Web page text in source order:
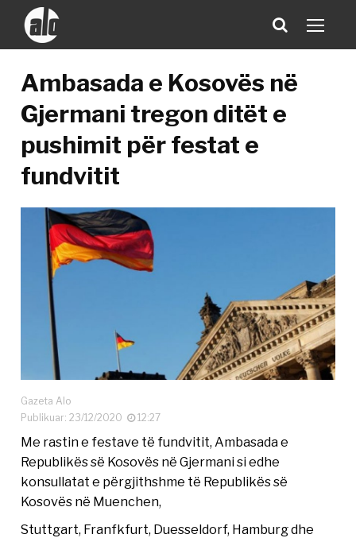
Ambasada e Kosovës në
Gjermani tregon ditët e
pushimit për festat e
fundvitit
Gazeta Alo
Publikuar: 23/12/2020
12:27
Me rastin e festave të fundvitit, Ambasada e
Republikës së Kosovës në Gjermani si edhe
konsullatat e përgjithshme të Republikës së
Kosovës në Muenchen,
Stuttgart, Franfkfurt, Duesseldorf, Hamburg dhe